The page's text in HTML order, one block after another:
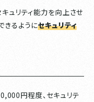
ュリティ能力を向上させ
きるようにセキュリティ
円程度、セキュリテ